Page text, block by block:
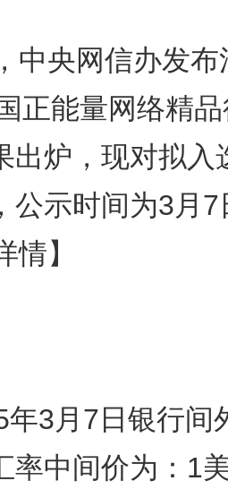
央网信办发布
正能量网络精
出炉，现对拟入
公示时间为3月7
情】
3月7日银行间
率中间价为：1